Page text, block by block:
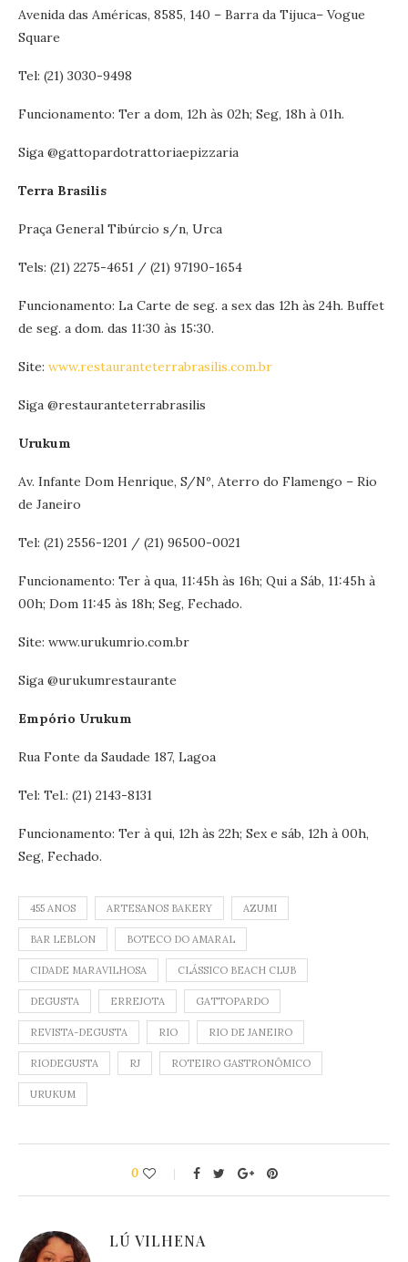
Avenida das Américas, 8585, 140 – Barra da Tijuca– Vogue
Square
Tel: (21) 3030-9498‬‬‬
Funcionamento: Ter a dom, 12h às 02h; Seg, 18h à 01h.‬ ‬‬‬‬‬‬‬‬‬
Siga @gattopardotrattoriaepizzaria
Terra Brasilis
Praça General Tibúrcio s/n, Urca
Tels: (21) 2275-4651 / (21) 97190-1654
Funcionamento: La Carte de seg. a sex das 12h às 24h. Buffet
de seg. a dom. das 11:30 às 15:30.
Site: www.restauranteterrabrasilis.com.br
Siga @restauranteterrabrasilis
Urukum
Av. Infante Dom Henrique, S/Nº, Aterro do Flamengo – Rio
de Janeiro
Tel: (21) 2556-1201 / (21) 96500-0021
Funcionamento: Ter à qua, 11:45h às 16h; Qui a Sáb, 11:45h à
00h; Dom 11:45 às 18h; Seg, Fechado.
Site: www.urukumrio.com.br
Siga @urukumrestaurante‬‬‬‬‬‬
Empório Urukum
Rua Fonte da Saudade 187, Lagoa
Tel: Tel.: (21) 2143-8131
Funcionamento: Ter à qui, 12h às 22h; Sex e sáb, 12h à 00h,
Seg, Fechado.
455 ANOS ARTESANOS BAKERY AZUMI
BAR LEBLON BOTECO DO AMARAL
CIDADE MARAVILHOSA CLÁSSICO BEACH CLUB
DEGUSTA ERREJOTA GATTOPARDO
REVISTA-DEGUSTA RIO RIO DE JANEIRO
RIODEGUSTA RJ ROTEIRO GASTRONÔMICO
URUKUM
0
LÚ VILHENA